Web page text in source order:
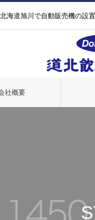
北海道旭川で自動販売機の設
社概要